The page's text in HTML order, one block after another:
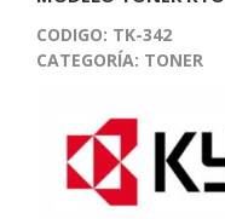
CODIGO: TK-342
CATEGORÍA: TONER